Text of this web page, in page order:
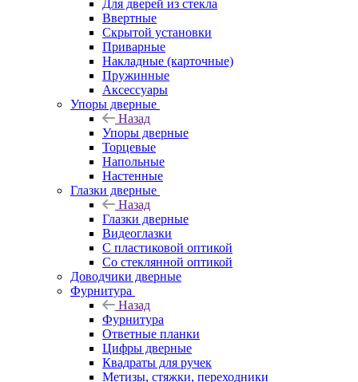
Для дверей из стекла
Ввертные
Скрытой установки
Приварные
Накладные (карточные)
Пружинные
Аксессуары
Упоры дверные
Назад
Упоры дверные
Торцевые
Напольные
Настенные
Глазки дверные
Назад
Глазки дверные
Видеоглазки
С пластиковой оптикой
Со стеклянной оптикой
Доводчики дверные
Фурнитура
Назад
Фурнитура
Ответные планки
Цифры дверные
Квадраты для ручек
Метизы, стяжки, переходники